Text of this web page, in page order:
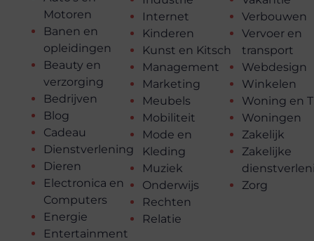
Motoren
Banen en
opleidingen
Beauty en
verzorging
Bedrijven
Blog
Cadeau
Dienstverlening
Dieren
Electronica en
Computers
Energie
Entertainment
Internet
Kinderen
Kunst en Kitsch
Management
Marketing
Meubels
Mobiliteit
Mode en
Kleding
Muziek
Onderwijs
Rechten
Relatie
Verbouwen
Vervoer en
transport
Webdesign
Winkelen
Woning en
Woningen
Zakelijk
Zakelijke
Zorg